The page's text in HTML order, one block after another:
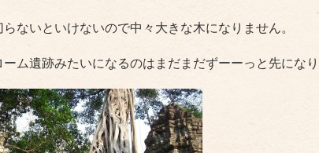
らないといけないので中々大きな木になりません。
ーム遺跡みたいになるのはまだまだずーーっと先になり